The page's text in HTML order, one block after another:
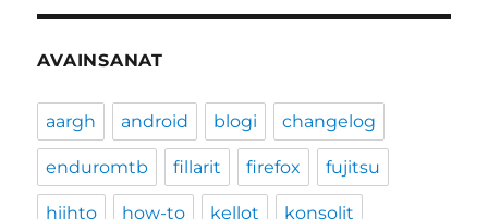
AVAINSANAT
aargh android blogi changelog
enduromtb fillarit firefox fujitsu
hiihto how-to kellot konsolit